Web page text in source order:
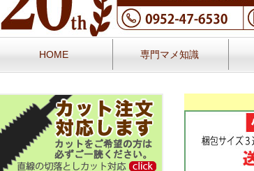
HOME 専門マメ知識